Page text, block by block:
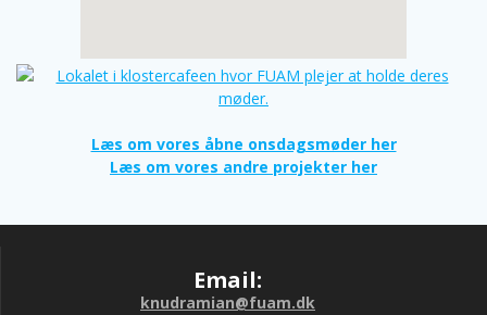
Læs om vores åbne onsdagsmøder her
Læs om vores andre projekter her
Email:
knudramian@fuam.dk